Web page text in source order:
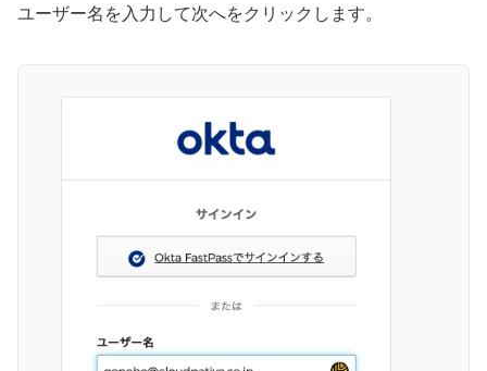
ユーザー名を入力して次へをクリックします。